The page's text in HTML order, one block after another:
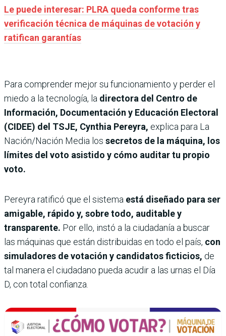
Le puede interesar: PLRA queda conforme tras
verificación técnica de máquinas de votación y
ratifican garantías
Para comprender mejor su funcionamiento y perder el
miedo a la tecnología, la directora del Centro de
Información, Documentación y Educación Electoral
(CIDEE) del TSJE, Cynthia Pereyra, explica para La
Nación/Nación Media los secretos de la máquina, los
límites del voto asistido y cómo auditar tu propio
voto.
Pereyra ratificó que el sistema está diseñado para ser
amigable, rápido y, sobre todo, auditable y
transparente. Por ello, instó a la ciudadanía a buscar
las máquinas que están distribuidas en todo el país, con
simuladores de votación y candidatos ficticios, de
tal manera el ciudadano pueda acudir a las urnas el Día
D, con total confianza.